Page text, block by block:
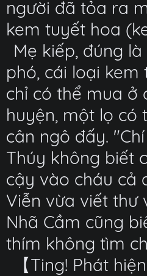
người đã tỏa ra
kem tuyết hoa
Mẹ kiếp, đúng
phó, cái loại
chỉ có thể mua ở
huyện, một lọ có
cân ngô đấy.
Thúy không biết
cậy vào cháu cả
Viễn vừa viết thư
Nhã Cầm cũng
thím không tìm
【Ting! Phát